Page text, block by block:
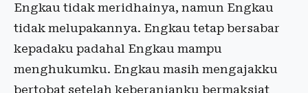
Engkau tidak meridhainya, namun Engkau
tidak melupakannya. Engkau tetap bersabar
kepadaku padahal Engkau mampu
menghukumku. Engkau masih mengajakku
bertobat setelah keberanianku bermaksiat